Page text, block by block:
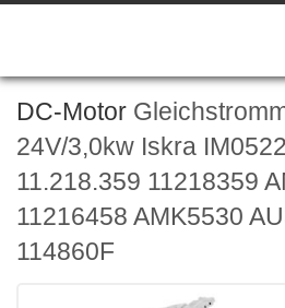
DC-Motor
24V/3,0kw Iskra
11.218.359 11218359
11216458 AMK5530
114860F